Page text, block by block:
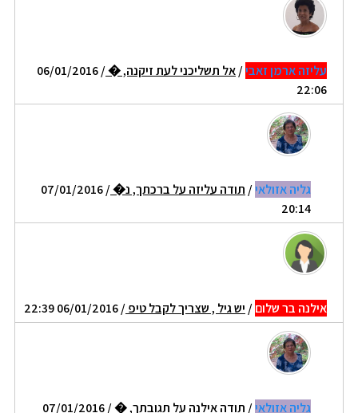
עליזה ארמן זאבי/אל תשליכני לעת זיקנה, � / 06/01/2016
22:06
גליה אזולאי/ תודה עליזה על ברכתך, נ� / 07/01/2016
20:14
אילנה בר שלום/ יש גיל , שצריך לקבל טיפ/ 06/01/2016 22:39
גליה אזולאי/ תודה אילנה על תגובתך, � / 07/01/2016